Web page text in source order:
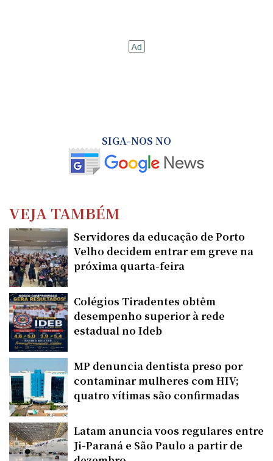
SIGA-NOS NO
VEJA TAMBÉM
Servidores da educação de Porto
Velho decidem entrar em greve na
próxima quarta-feira
Colégios Tiradentes obtêm
desempenho superior à rede
estadual no Ideb
MP denuncia dentista preso por
contaminar mulheres com HIV;
quatro vítimas são confirmadas
Latam anuncia voos regulares entre
Ji-Paraná e São Paulo a partir de